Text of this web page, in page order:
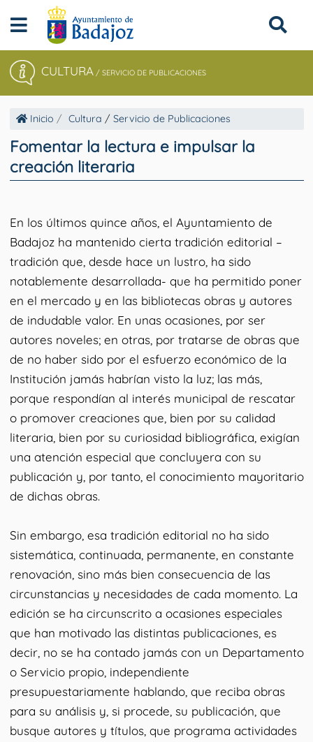
CULTURA / SERVICIO DE PUBLICACIONES
Inicio Cultura / Servicio de Publicaciones
Fomentar la lectura e impulsar la
creación literaria
En los últimos quince años, el Ayuntamiento de
Badajoz ha mantenido cierta tradición editorial –
tradición que, desde hace un lustro, ha sido
notablemente desarrollada- que ha permitido poner
en el mercado y en las bibliotecas obras y autores
de indudable valor. En unas ocasiones, por ser
autores noveles; en otras, por tratarse de obras que
de no haber sido por el esfuerzo económico de la
Institución jamás habrían visto la luz; las más,
porque respondían al interés municipal de rescatar
o promover creaciones que, bien por su calidad
literaria, bien por su curiosidad bibliográfica, exigían
una atención especial que concluyera con su
publicación y, por tanto, el conocimiento mayoritario
de dichas obras.
Sin embargo, esa tradición editorial no ha sido
sistemática, continuada, permanente, en constante
renovación, sino más bien consecuencia de las
circunstancias y necesidades de cada momento. La
edición se ha circunscrito a ocasiones especiales
que han motivado las distintas publicaciones, es
decir, no se ha contado jamás con un Departamento
o Servicio propio, independiente
presupuestariamente hablando, que reciba obras
para su análisis y, si procede, su publicación, que
busque autores y títulos, que programa actividades